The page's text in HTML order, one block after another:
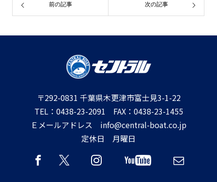
前の記事 次の記事
〒292-0831 千葉県木更津市富士見3-1-22
TEL：0438-23-2091 FAX：0438-23-1455
Ｅメールアドレス info@central-boat.co.jp
定休日 月曜日